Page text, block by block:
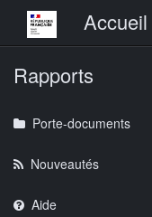
Menu principalAccueil
Rapports
Porte-documents
Nouveautés
Aide